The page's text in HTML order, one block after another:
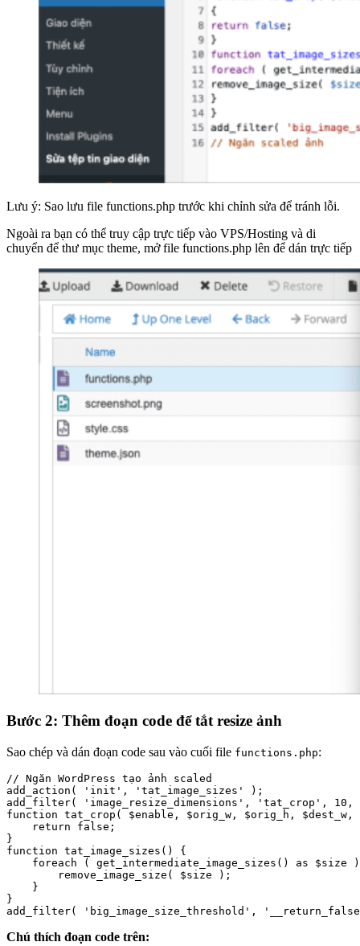
Lưu ý: Sao lưu file functions.php trước khi chỉnh sửa để tránh lỗi.
Ngoài ra bạn có thể truy cập trực tiếp vào VPS/Hosting và di
chuyển để thư mục theme, mở file functions.php lên để dán trực tiếp
Bước 2: Thêm đoạn code để tắt resize ảnh
Sao chép và dán đoạn code sau vào cuối file functions.php:
// Ngăn WordPress tạo ảnh scaled
add_action( 'init', 'tat_image_sizes' );
add_filter( 'image_resize_dimensions', 'tat_crop',
function tat_crop( $enable, $orig_w, $orig_h,
    return false;
}
function tat_image_sizes() {
foreach ( get_intermediate_image_sizes() as $size
        remove_image_size( $size );
    }
}
add_filter( 'big_image_size_threshold',
Chú thích đoạn code trên: